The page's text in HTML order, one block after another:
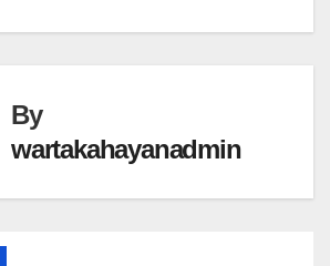
By
wartakahayanadmin